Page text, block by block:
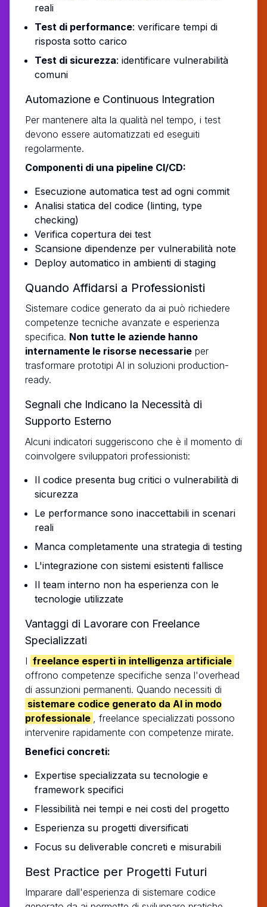
reali
Test di performance: verificare tempi di
risposta sotto carico
Test di sicurezza: identificare vulnerabilità
comuni
Automazione e Continuous Integration
Per mantenere alta la qualità nel tempo, i test
devono essere automatizzati ed eseguiti
regolarmente.
Componenti di una pipeline CI/CD:
Esecuzione automatica test ad ogni commit
Analisi statica del codice (linting, type
checking)
Verifica copertura dei test
Scansione dipendenze per vulnerabilità note
Deploy automatico in ambienti di staging
Quando Affidarsi a Professionisti
Sistemare codice generato da ai può richiedere
competenze tecniche avanzate e esperienza
specifica. Non tutte le aziende hanno
internamente le risorse necessarie per
trasformare prototipi AI in soluzioni production-
ready.
Segnali che Indicano la Necessità di
Supporto Esterno
Alcuni indicatori suggeriscono che è il momento di
coinvolgere sviluppatori professionisti:
Il codice presenta bug critici o vulnerabilità di
sicurezza
Le performance sono inaccettabili in scenari
reali
Manca completamente una strategia di testing
L'integrazione con sistemi esistenti fallisce
Il team interno non ha esperienza con le
tecnologie utilizzate
Vantaggi di Lavorare con Freelance
Specializzati
I freelance esperti in intelligenza artificiale
offrono competenze specifiche senza l'overhead
di assunzioni permanenti. Quando necessiti di
sistemare codice generato da AI in modo
professionale
, freelance specializzati possono
intervenire rapidamente con competenze mirate.
Benefici concreti:
Expertise specializzata su tecnologie e
framework specifici
Flessibilità nei tempi e nei costi del progetto
Esperienza su progetti diversificati
Focus su deliverable concreti e misurabili
Best Practice per Progetti Futuri
Imparare dall'esperienza di sistemare codice